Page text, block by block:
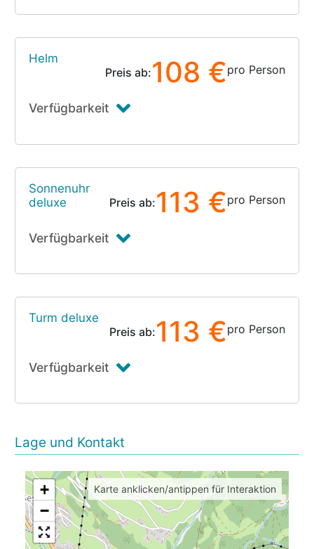
Helm
Preis ab:108 €pro Person
Verfügbarkeit
Sonnenuhr
deluxe
Preis ab:113 €pro Person
Verfügbarkeit
Turm deluxe
Preis ab:113 €pro Person
Verfügbarkeit
Lage und Kontakt
+
−
Karte anklicken/antippen für Interaktion